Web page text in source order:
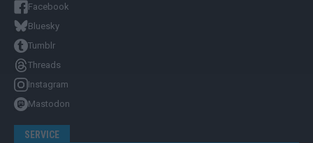
Facebook
Bluesky
Tumblr
Threads
Instagram
Mastodon
SERVICE